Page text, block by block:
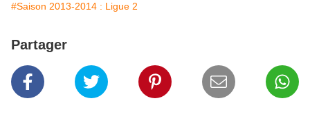
#Saison 2013-2014 : Ligue 2
Partager